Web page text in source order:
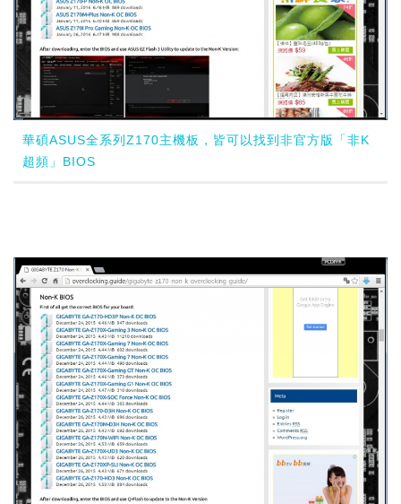
華碩ASUS全系列Z170主機板，皆可以找到非官方版「非K
超頻」BIOS